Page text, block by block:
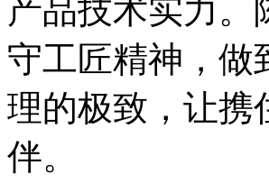
产品技术实力。
守工匠精神，做
理的极致，让携
伴。